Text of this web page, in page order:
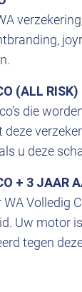
(ALL RISK)
die
deze
u deze
+ 3 JAAR
Volledig
Uw motor
tegen